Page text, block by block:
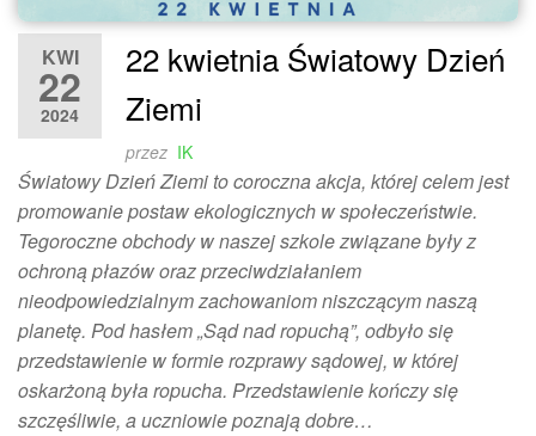
KWI
22
2024
22 kwietnia Światowy Dzień
Ziemi
przez IK
Światowy Dzień Ziemi to coroczna akcja, której celem jest
promowanie postaw ekologicznych w społeczeństwie.
Tegoroczne obchody w naszej szkole związane były z
ochroną płazów oraz przeciwdziałaniem
nieodpowiedzialnym zachowaniom niszczącym naszą
planetę. Pod hasłem „Sąd nad ropuchą”, odbyło się
przedstawienie w formie rozprawy sądowej, w której
oskarżoną była ropucha. Przedstawienie kończy się
szczęśliwie, a uczniowie poznają dobre…